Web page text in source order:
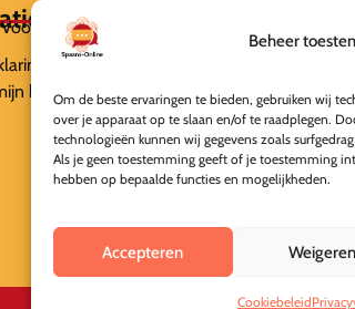
Beheer
Om de beste ervaringen te bieden, gebruiken wij
over je apparaat op te slaan en/of te raadplegen.
technologieën kunnen wij gegevens zoals
Als je geen toestemming geeft of je toestemming
hebben op bepaalde functies en mogelijkheden.
Accepteren Weigeren
Cookiebeleid
bestelling